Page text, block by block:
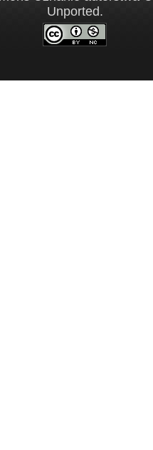
Unported.